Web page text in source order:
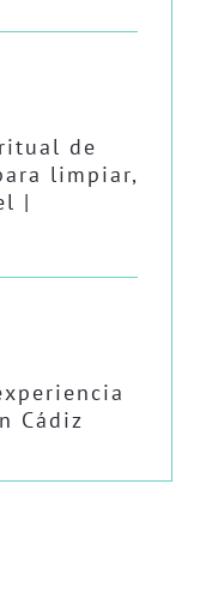
de
limpiar,
|
Cádiz